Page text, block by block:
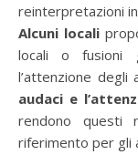
reinterpretazioni
Alcuni locali
locali o fusioni
l’attenzione degli
audaci e
rendono
riferimento per gli